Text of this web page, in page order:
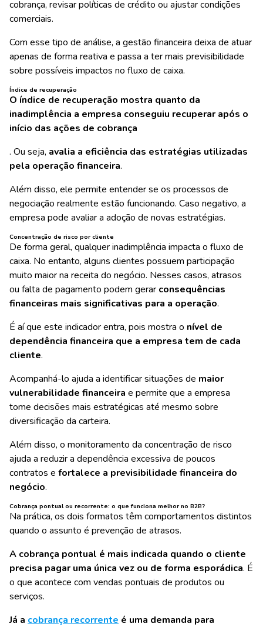
cobrança, revisar políticas de crédito ou ajustar condições
comerciais.
Com esse tipo de análise, a gestão financeira deixa de atuar
apenas de forma reativa e passa a ter mais previsibilidade
sobre possíveis impactos no fluxo de caixa.
Índice de recuperação
O índice de recuperação mostra quanto da
inadimplência a empresa conseguiu recuperar após o
início das ações de cobrança
. Ou seja, avalia a eficiência das estratégias utilizadas
pela operação financeira.
Além disso, ele permite entender se os processos de
negociação realmente estão funcionando. Caso negativo, a
empresa pode avaliar a adoção de novas estratégias.
Concentração de risco por cliente
De forma geral, qualquer inadimplência impacta o fluxo de
caixa. No entanto, alguns clientes possuem participação
muito maior na receita do negócio. Nesses casos, atrasos
ou falta de pagamento podem gerar consequências
financeiras mais significativas para a operação.
É aí que este indicador entra, pois mostra o nível de
dependência financeira que a empresa tem de cada
cliente.
Acompanhá-lo ajuda a identificar situações de maior
vulnerabilidade financeira e permite que a empresa
tome decisões mais estratégicas até mesmo sobre
diversificação da carteira.
Além disso, o monitoramento da concentração de risco
ajuda a reduzir a dependência excessiva de poucos
contratos e fortalece a previsibilidade financeira do
negócio.
Cobrança pontual ou recorrente: o que funciona melhor no B2B?
Na prática, os dois formatos têm comportamentos distintos
quando o assunto é prevenção de atrasos.
A cobrança pontual é mais indicada quando o cliente
precisa pagar uma única vez ou de forma esporádica. É
o que acontece com vendas pontuais de produtos ou
serviços.
Já a cobrança recorrente é uma demanda para